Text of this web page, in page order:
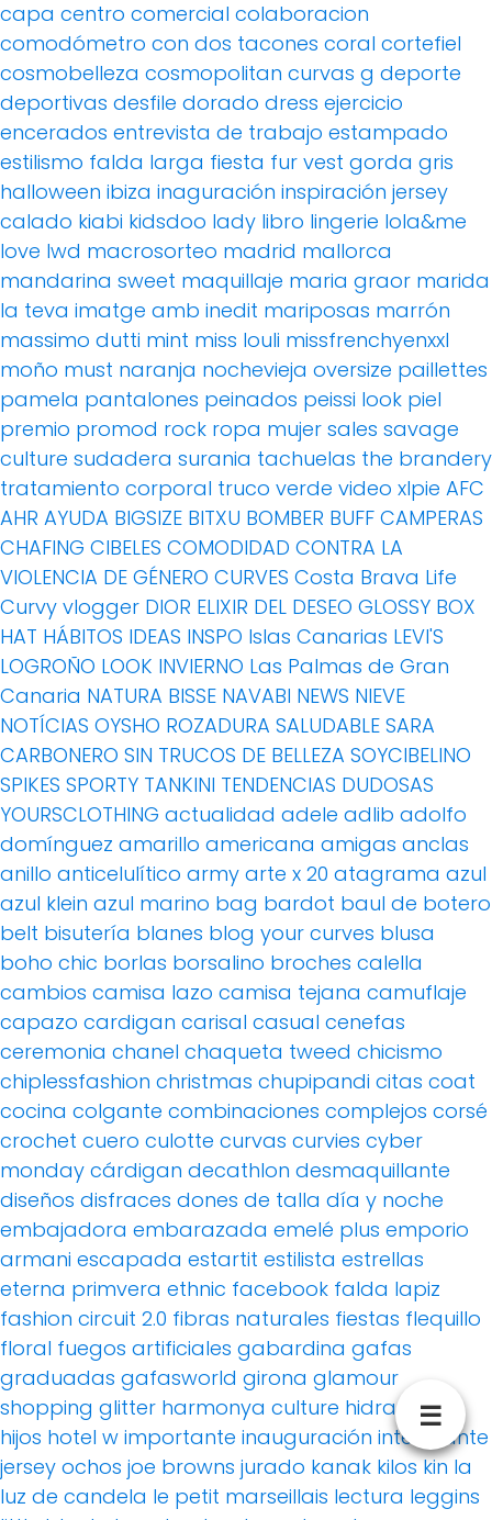
capa centro comercial colaboracion
comodómetro con dos tacones coral cortefiel
cosmobelleza cosmopolitan curvas g deporte
deportivas desfile dorado dress ejercicio
encerados entrevista de trabajo estampado
estilismo falda larga fiesta fur vest gorda gris
halloween ibiza inaguración inspiración jersey
calado kiabi kidsdoo lady libro lingerie lola&me
love lwd macrosorteo madrid mallorca
mandarina sweet maquillaje maria graor marida
la teva imatge amb inedit mariposas marrón
massimo dutti mint miss louli missfrenchyenxxl
moño must naranja nochevieja oversize paillettes
pamela pantalones peinados peissi look piel
premio promod rock ropa mujer sales savage
culture sudadera surania tachuelas the brandery
tratamiento corporal truco verde video xlpie AFC
AHR AYUDA BIGSIZE BITXU BOMBER BUFF CAMPERAS
CHAFING CIBELES COMODIDAD CONTRA LA
VIOLENCIA DE GÉNERO CURVES Costa Brava Life
Curvy vlogger DIOR ELIXIR DEL DESEO GLOSSY BOX
HAT HÁBITOS IDEAS INSPO Islas Canarias LEVI'S
LOGROÑO LOOK INVIERNO Las Palmas de Gran
Canaria NATURA BISSE NAVABI NEWS NIEVE
NOTÍCIAS OYSHO ROZADURA SALUDABLE SARA
CARBONERO SIN TRUCOS DE BELLEZA SOYCIBELINO
SPIKES SPORTY TANKINI TENDENCIAS DUDOSAS
YOURSCLOTHING actualidad adele adlib adolfo
domínguez amarillo americana amigas anclas
anillo anticelulítico army arte x 20 atagrama azul
azul klein azul marino bag bardot baul de botero
belt bisutería blanes blog your curves blusa
boho chic borlas borsalino broches calella
cambios camisa lazo camisa tejana camuflaje
capazo cardigan carisal casual cenefas
ceremonia chanel chaqueta tweed chicismo
chiplessfashion christmas chupipandi citas coat
cocina colgante combinaciones complejos corsé
crochet cuero culotte curvas curvies cyber
monday cárdigan decathlon desmaquillante
diseños disfraces dones de talla día y noche
embajadora embarazada emelé plus emporio
armani escapada estartit estilista estrellas
eterna primvera ethnic facebook falda lapiz
fashion circuit 2.0 fibras naturales fiestas flequillo
floral fuegos artificiales gabardina gafas
graduadas gafasworld girona glamour
shopping glitter harmonya culture hidratante
hijos hotel w importante inauguración interesante
jersey ochos joe browns jurado kanak kilos kin la
luz de candela le petit marseillais lectura leggins
☰